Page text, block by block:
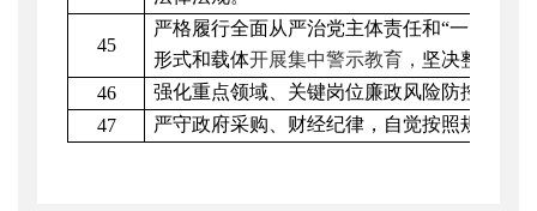
45
严格履行全面从严治党主体责任和“一岗双责”
形式和载体开展集中警示教育， 坚决整治群
46
强化重点领域、关键岗位廉政风险防控，狠
47
严守政府采购、财经纪律，自觉按照规则、